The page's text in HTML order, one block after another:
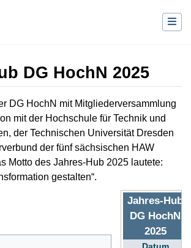
DG HochN 2025
,Suche
DG HochN mit Mitgliederversammlung
mit der Hochschule für Technik und
der Technischen Universität Dresden
der fünf sächsischen HAW
Motto des Jahres-Hub 2025 lautete:
gestalten“.
Jahres-Hub
DG HochN
2025